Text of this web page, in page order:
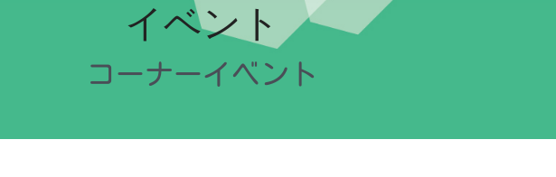
イベント
コーナーイベント